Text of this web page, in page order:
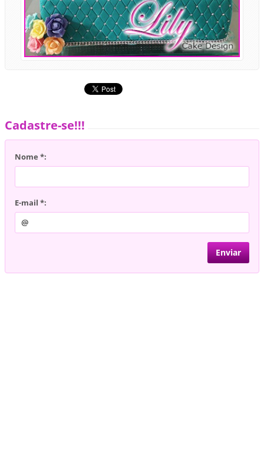
Cadastre-se!!!
Nome *:
E-mail *: